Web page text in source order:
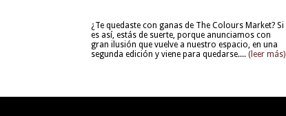
¿Te quedaste con ganas de The Colours Market? Si
es así, estás de suerte, porque anunciamos con
gran ilusión que vuelve a nuestro espacio, en una
segunda edición y viene para quedarse.... (leer más)